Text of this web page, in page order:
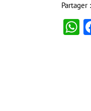
Partager :